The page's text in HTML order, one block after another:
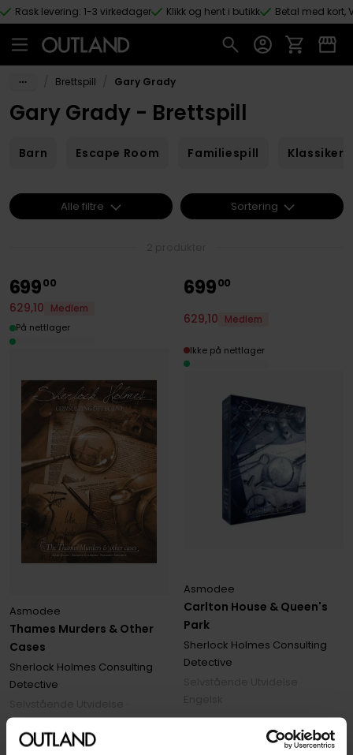
Hopp til hovedinnhold
Rask levering: 1-3 virkedager Klikk og hent i butikk Betal med kort,
Brettspill Gary Grady
Gary Grady - Brettspill
Barn Escape Room Familiespill Klassikere
Thames Murders & Other
Cases
Asmodee
Sherlock Holmes Consulting
Detective
Engelsk
69900
629,10
Medlem
På nettlager
Carlton House & Queen's
Park
Asmodee
Sherlock Holmes Consulting
Detective
69900
629,10 Medlem
Ikke på nettlager
Alle filtre Sortering